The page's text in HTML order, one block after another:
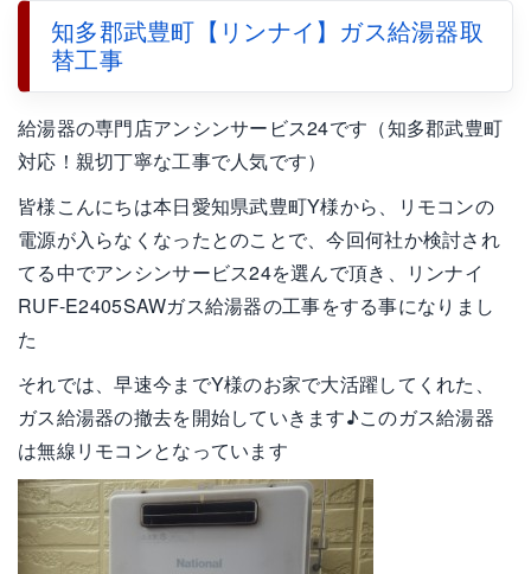
知多郡武豊町【リンナイ】ガス給湯器取
替工事
給湯器の専門店アンシンサービス24です（知多郡武豊町
対応！親切丁寧な工事で人気です）
皆様こんにちは本日愛知県武豊町Y様から、リモコンの
電源が入らなくなったとのことで、今回何社か検討され
てる中でアンシンサービス24を選んで頂き、リンナイ
RUF-E2405SAWガス給湯器の工事をする事になりまし
た
それでは、早速今までY様のお家で大活躍してくれた、
ガス給湯器の撤去を開始していきます♪このガス給湯器
は無線リモコンとなっています